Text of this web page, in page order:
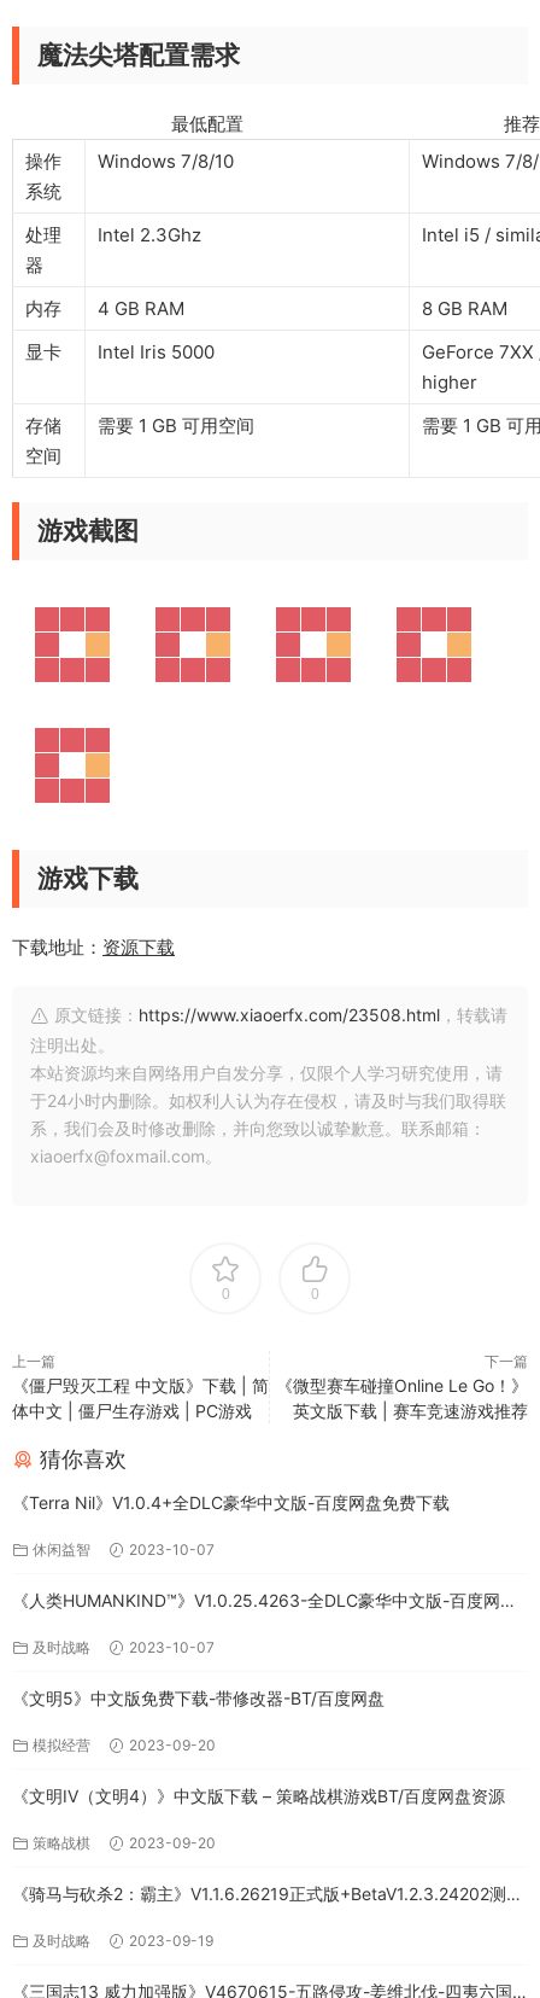
魔法尖塔配置需求
最低配置 推荐配
操作
系统
Windows 7/8/10 Windows 7/
处理
器
Intel 2.3Ghz Intel i5 /
内存 4 GB RAM
8 GB RAM
显卡
Intel Iris 5000
GeForce
higher
存储
空间
需要 1 GB 可用空间 需要 1 GB 可
游戏截图
游戏下载
下载地址： 资源下载
原文链接： https://www.xiaoerfx.com/23508.html ，转载请
注明出处。
本站资源均来自网络用户自发分享，仅限个人学习研究使用，请
于24小时内删除。如权利人认为存在侵权，请及时与我们取得联
系，我们会及时修改删除，并向您致以诚挚歉意。联系邮箱：
xiaoerfx@foxmail.com。
0 0
上一篇
《僵尸毁灭工程 中文版》下载 | 简
体中文 | 僵尸生存游戏 | PC游戏
下一篇
《微型赛车碰撞Online Le Go！》
英文版下载 | 赛车竞速游戏推荐
猜你喜欢
《Terra Nil》V1.0.4+全DLC豪华中文版-百度网盘免费下载
休闲益智 2023-10-07
《人类HUMANKIND™》V1.0.25.4263-全DLC豪华中文版-百度网盘
及时战略 2023-10-07
《文明5》中文版免费下载-带修改器-BT/百度网盘
模拟经营 2023-09-20
《文明IV（文明4）》中文版下载 – 策略战棋游戏BT/百度网盘资源
策略战棋 2023-09-20
《骑马与砍杀2：霸主》V1.1.6.26219正式版+BetaV1.2.3.24202测试
及时战略 2023-09-19
《三国志13 威力加强版》V4670615-五路侵攻-姜维北伐-四夷六国